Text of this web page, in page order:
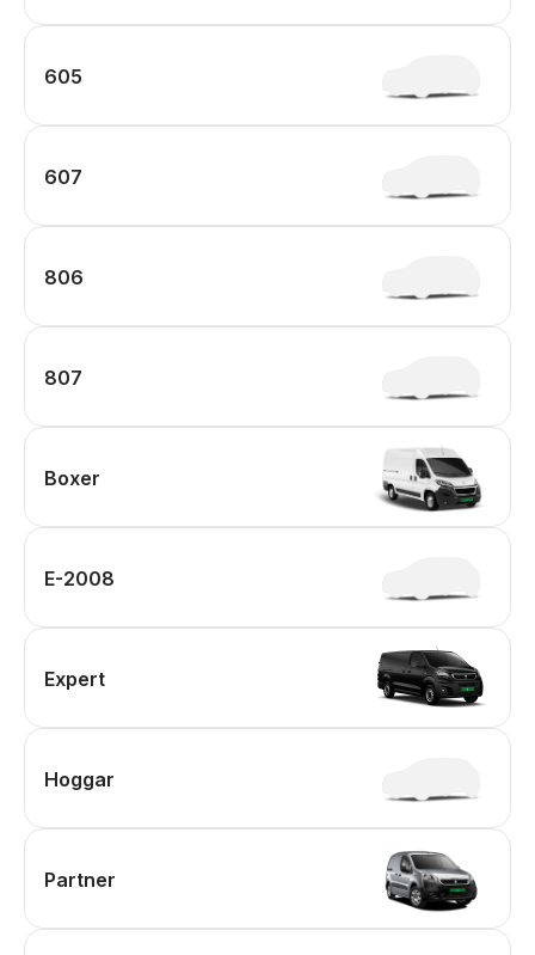
605
607
806
807
Boxer
E-2008
Expert
Hoggar
Partner